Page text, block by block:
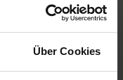
Über Cookies